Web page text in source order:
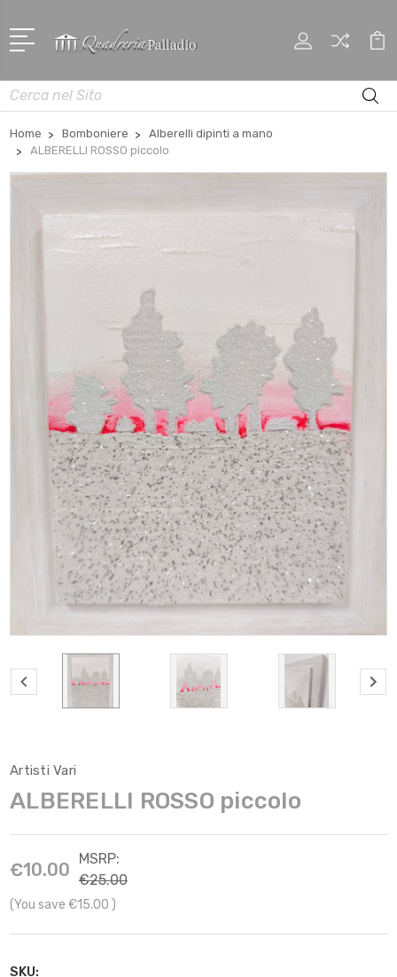
Cerca
Home Bomboniere
Alberelli dipinti a mano
ALBERELLI ROSSO piccolo
Artisti Vari
ALBERELLI ROSSO piccolo
€10.00
MSRP:
€25.00
(You save €15.00 )
SKU: